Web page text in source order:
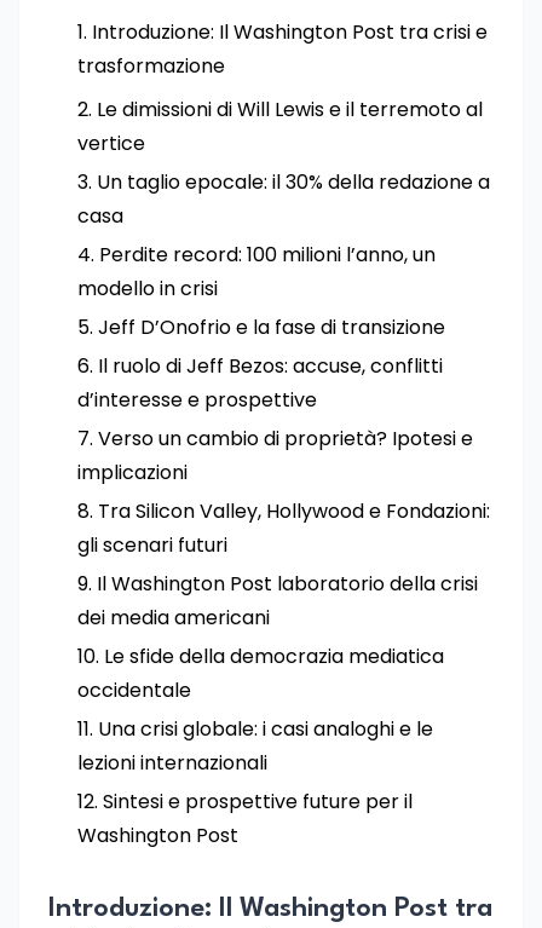
Introduzione: Il Washington Post tra crisi e
trasformazione
Le dimissioni di Will Lewis e il terremoto al
vertice
Un taglio epocale: il 30% della redazione a
casa
Perdite record: 100 milioni l’anno, un
modello in crisi
Jeff D’Onofrio e la fase di transizione
Il ruolo di Jeff Bezos: accuse, conflitti
d’interesse e prospettive
Verso un cambio di proprietà? Ipotesi e
implicazioni
Tra Silicon Valley, Hollywood e Fondazioni:
gli scenari futuri
Il Washington Post laboratorio della crisi
dei media americani
Le sfide della democrazia mediatica
occidentale
Una crisi globale: i casi analoghi e le
lezioni internazionali
Sintesi e prospettive future per il
Washington Post
Introduzione: Il Washington Post tra